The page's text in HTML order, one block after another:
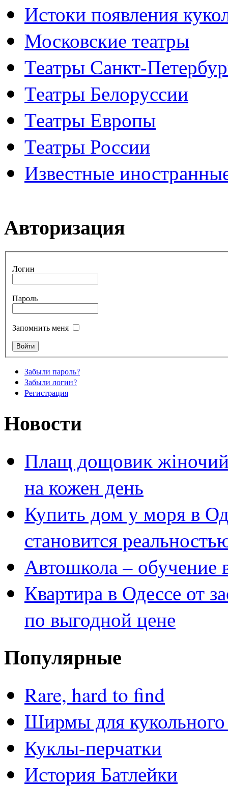
Истоки появления
Московские театры
Театры Санкт-
Театры Белоруссии
Театры Европы
Театры России
Известные
Авторизация
Логин
Пароль
Запомнить меня
Забыли пароль?
Забыли логин?
Регистрация
Новости
Плащ дощовик
на кожен день
Купить дом у моря в
становится
Автошкола – обучение
Квартира в Одессе от
по выгодной цене
Популярные
Rare, hard to find
Ширмы для кукольного
Куклы-перчатки
История Батлейки